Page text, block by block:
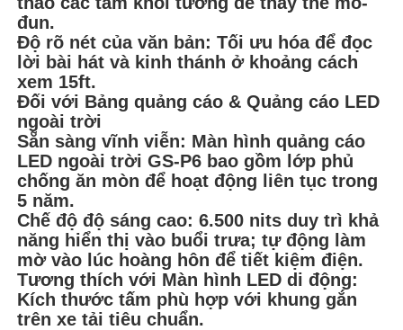
đun.
Độ rõ nét của văn bản: Tối ưu hóa để đọc
lời bài hát và kinh thánh ở khoảng cách
xem 15ft.
Đối với Bảng quảng cáo & Quảng cáo LED
ngoài trời
Sẵn sàng vĩnh viễn: Màn hình quảng cáo
LED ngoài trời GS-P6 bao gồm lớp phủ
chống ăn mòn để hoạt động liên tục trong
5 năm.
Chế độ độ sáng cao: 6.500 nits duy trì khả
năng hiển thị vào buổi trưa; tự động làm
mờ vào lúc hoàng hôn để tiết kiệm điện.
Tương thích với Màn hình LED di động:
Kích thước tấm phù hợp với khung gắn
trên xe tải tiêu chuẩn.